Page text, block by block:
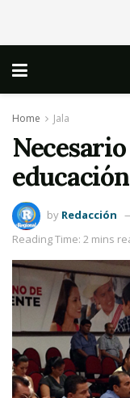
Home Jala
educación
by Redacción
Reading Time: 2 mins